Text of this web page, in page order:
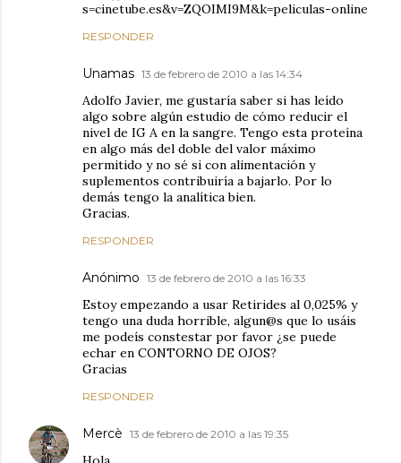
s=cinetube.es&v=ZQOIMI9M&k=peliculas-online
RESPONDER
Unamas 13 de febrero de 2010 a las 14:34
Adolfo Javier, me gustaría saber si has leído
algo sobre algún estudio de cómo reducir el
nivel de IG A en la sangre. Tengo esta proteína
en algo más del doble del valor máximo
permitido y no sé si con alimentación y
suplementos contribuiría a bajarlo. Por lo
demás tengo la analítica bien.
Gracias.
RESPONDER
Anónimo 13 de febrero de 2010 a las 16:33
Estoy empezando a usar Retirides al 0,025% y
tengo una duda horrible, algun@s que lo usáis
me podeís constestar por favor ¿se puede
echar en CONTORNO DE OJOS?
Gracias
RESPONDER
Mercè 13 de febrero de 2010 a las 19:35